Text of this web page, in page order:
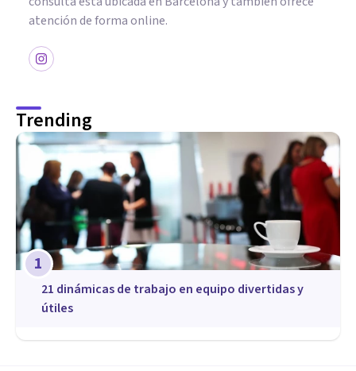
atención de forma online.
Trending
1
21 dinámicas de trabajo en equipo divertidas y
útiles